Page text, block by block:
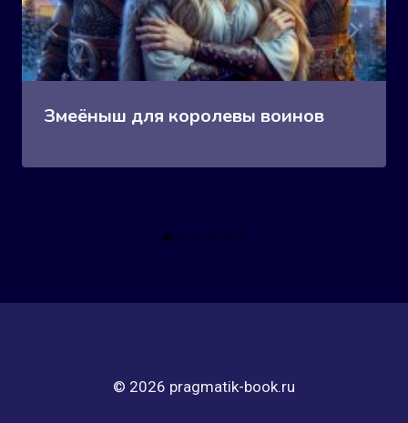
Змеёныш для королевы воинов
© 2026 pragmatik-book.ru